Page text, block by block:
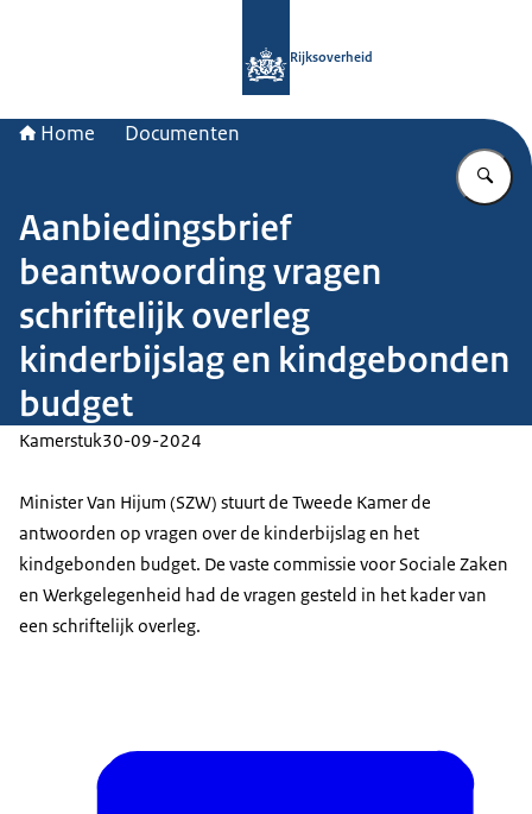
Rijksoverheid
Home Documenten
Aanbiedingsbrief
beantwoording vragen
schriftelijk overleg
kinderbijslag en kindgebonden
budget
Kamerstuk30-09-2024
Minister Van Hijum (SZW) stuurt de Tweede Kamer de
antwoorden op vragen over de kinderbijslag en het
kindgebonden budget. De vaste commissie voor Sociale Zaken
en Werkgelegenheid had de vragen gesteld in het kader van
een schriftelijk overleg.